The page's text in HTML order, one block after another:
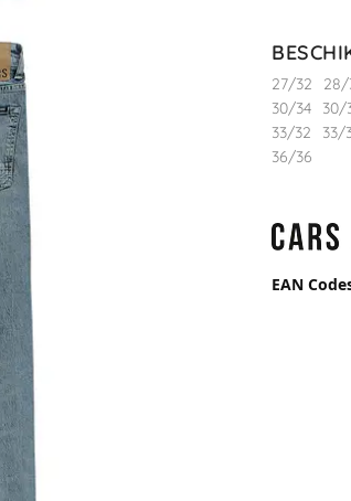
27/32
28/
30/34
30/
33/32
33/
36/36
EAN